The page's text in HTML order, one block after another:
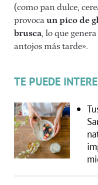
(como pan dulce,
provoca un pico de
brusca, lo que
antojos más tarde».
TE PUEDE